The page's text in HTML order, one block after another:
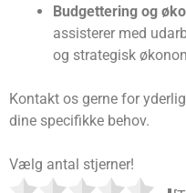
Budgettering og
assisterer med
og strategisk
Kontakt os gerne for
dine specifikke behov.
Vælg antal stjerner!